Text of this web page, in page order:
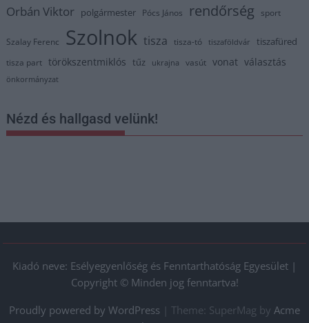
Orbán Viktor polgármester Pócs János rendőrség sport
Szalay Ferenc Szolnok tisza tisza-tó tiszaföldvár tiszafüred
tisza part törökszentmiklós tűz ukrajna vasút vonat választás
önkormányzat
Nézd és hallgasd velünk!
Kiadó neve: Esélyegyenlőség és Fenntarthatóság Egyesület |
Copyright © Minden jog fenntartva!
Proudly powered by WordPress
Theme: SuperMag by Acme